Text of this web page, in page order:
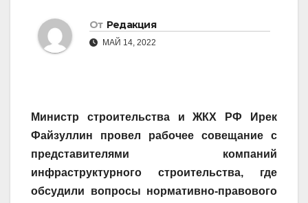
От Редакция
МАЙ 14, 2022
Министр строительства и ЖКХ РФ Ирек
Файзуллин провел рабочее совещание с
представителями компаний
инфраструктурного строительства, где
обсудили вопросы нормативно-правового